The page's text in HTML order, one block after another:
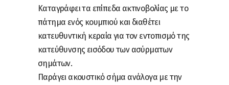
Καταγράφει τα επίπεδα ακτινοβολίας με το
πάτημα ενός κουμπιού και διαθέτει
κατευθυντική κεραία για τον εντοπισμό της
κατεύθυνσης εισόδου των ασύρματων
σημάτων.
Παράγει ακουστικό σήμα ανάλογα με την